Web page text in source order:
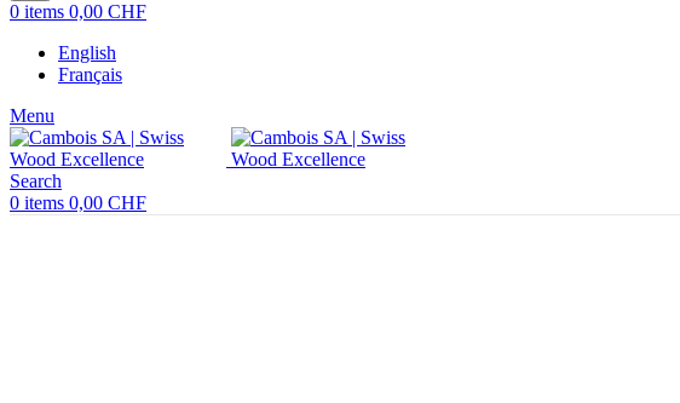
0 items 0,00 CHF
English
Français
Menu
Search
0 items 0,00 CHF